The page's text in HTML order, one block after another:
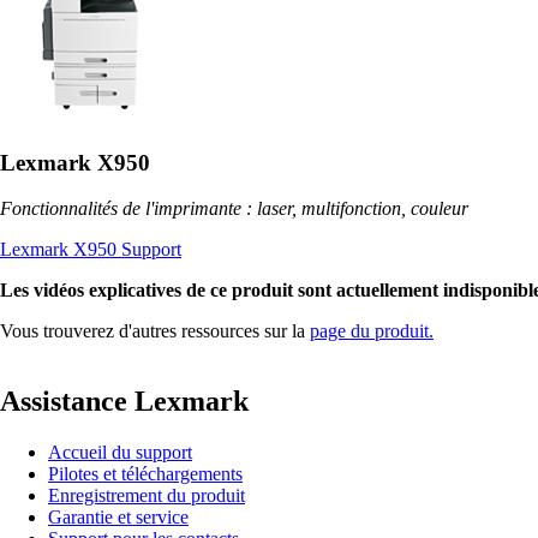
Lexmark X950
Fonctionnalités de l'imprimante : laser, multifonction, couleur
Lexmark X950 Support
Les vidéos explicatives de ce produit sont actuellement
Vous trouverez d'autres ressources sur la page du produit.
Assistance Lexmark
Accueil du support
Pilotes et téléchargements
Enregistrement du produit
Garantie et service